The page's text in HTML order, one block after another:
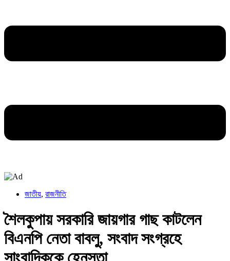
জাতীয়, রাজনীতি
শৈলকুপায় সরকারি জায়গার গাছ কাটলেন
বিএনপি নেতা বাবলু, সংবাদ সংগ্রহে
সাংবাদিককে হেনস্তা